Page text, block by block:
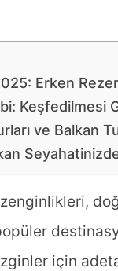
Erken
ve Balkan
için